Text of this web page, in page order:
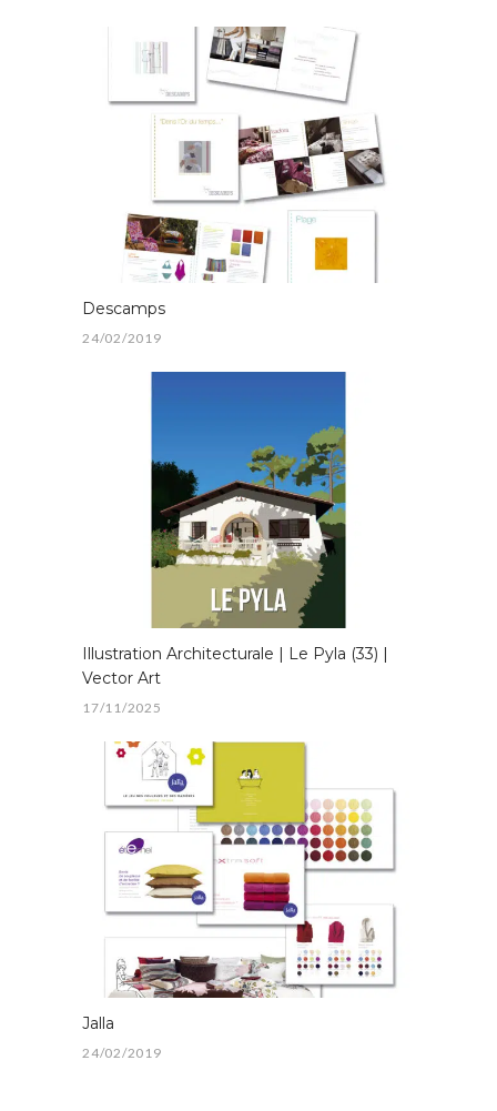
Descamps
24/02/2019
Illustration Architecturale | Le Pyla (33) |
Vector Art
17/11/2025
Jalla
24/02/2019